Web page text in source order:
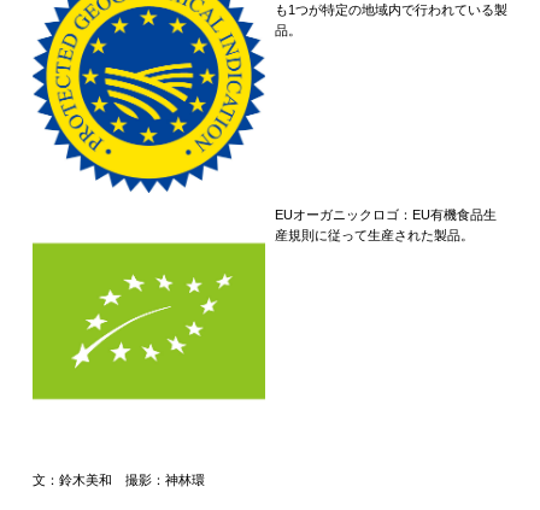
も1つが特定の地域内で行われている製
品。
EUオーガニックロゴ：EU有機食品生
産規則に従って生産された製品。
文：鈴木美和 撮影：神林環